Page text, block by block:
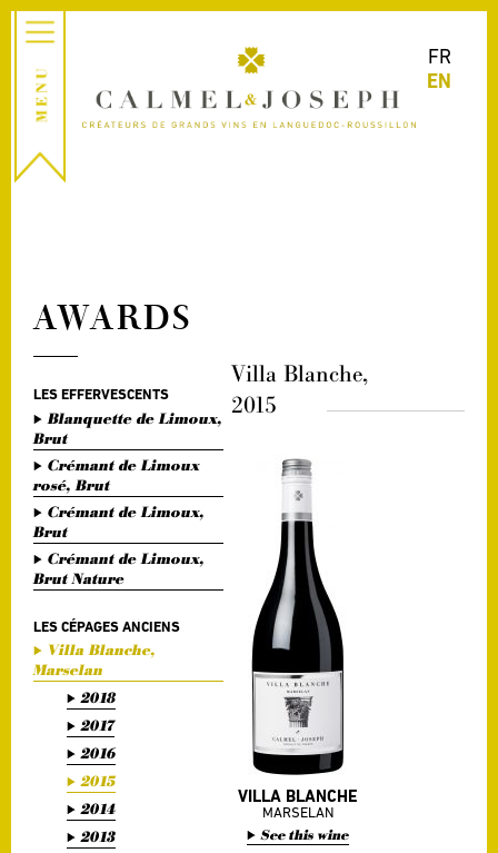
FR
EN
AWARDS
LES EFFERVESCENTS
Blanquette de Limoux,
Brut
Crémant de Limoux
rosé, Brut
Crémant de Limoux,
Brut
Crémant de Limoux,
Brut Nature
LES CÉPAGES ANCIENS
Villa Blanche,
Marselan
2018
2017
2016
2015
2014
2013
Villa Blanche,
2015
VILLA BLANCHE
MARSELAN
See this wine